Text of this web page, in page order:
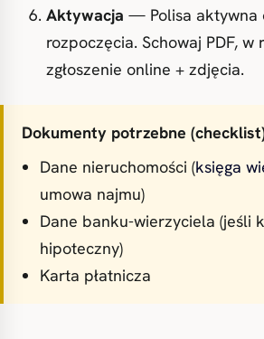
Aktywacja — Polisa aktywna
rozpoczęcia. Schowaj PDF,
zgłoszenie online + zdjęcia.
Dokumenty potrzebne
Dane nieruchomości (księga
umowa najmu)
Dane banku-wierzyciela (jeśli
hipoteczny)
Karta płatnicza